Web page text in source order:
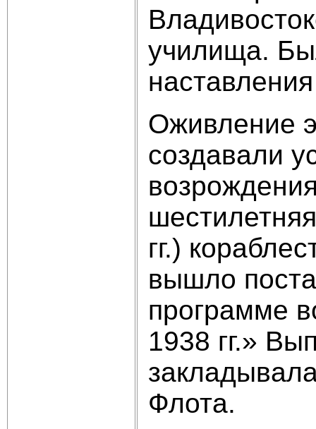
училища.
Оживление
создавали
гг.)
вышло
программе
1938 гг.»
Флота.